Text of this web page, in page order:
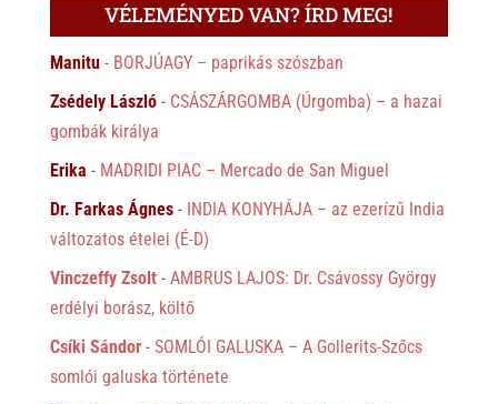
VÉLEMÉNYED VAN? ÍRD MEG!
Manitu- BORJÚAGY – paprikás szószban
Zsédely László- CSÁSZÁRGOMBA (Úrgomba) – a hazai
gombák királya
Erika - MADRIDI PIAC – Mercado de San Miguel
Dr. Farkas Ágnes- INDIA KONYHÁJA – az ezerízű India
változatos ételei (É-D)
Vinczeffy Zsolt- AMBRUS LAJOS: Dr. Csávossy György
erdélyi borász, költő
Csíki Sándor- SOMLÓI GALUSKA – A Gollerits-Szőcs
somlói galuska története